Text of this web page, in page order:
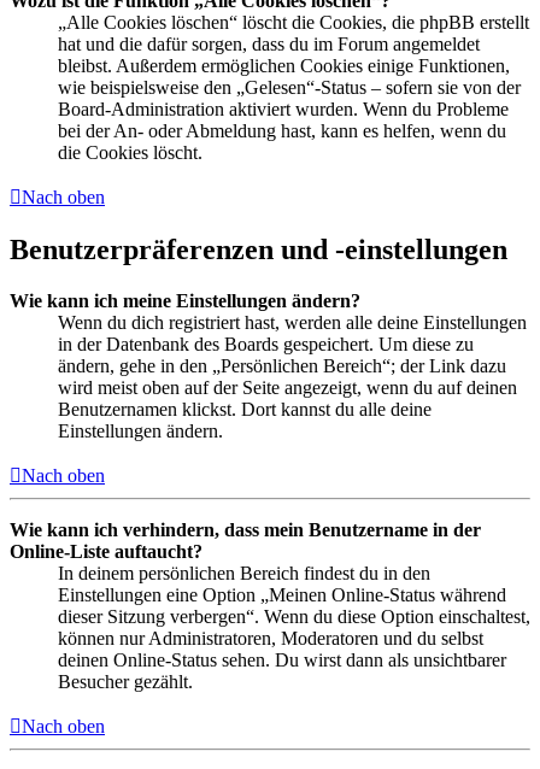
„Alle Cookies löschen“ löscht die Cookies, die phpBB erstellt
hat und die dafür sorgen, dass du im Forum angemeldet
bleibst. Außerdem ermöglichen Cookies einige Funktionen,
wie beispielsweise den „Gelesen“-Status – sofern sie von der
Board-Administration aktiviert wurden. Wenn du Probleme
bei der An- oder Abmeldung hast, kann es helfen, wenn du
die Cookies löscht.
Nach oben
Benutzerpräferenzen und -einstellungen
Wie kann ich meine Einstellungen ändern?
Wenn du dich registriert hast, werden alle deine Einstellungen
in der Datenbank des Boards gespeichert. Um diese zu
ändern, gehe in den „Persönlichen Bereich“; der Link dazu
wird meist oben auf der Seite angezeigt, wenn du auf deinen
Benutzernamen klickst. Dort kannst du alle deine
Einstellungen ändern.
Nach oben
Wie kann ich verhindern, dass mein Benutzername in der
Online-Liste auftaucht?
In deinem persönlichen Bereich findest du in den
Einstellungen eine Option „Meinen Online-Status während
dieser Sitzung verbergen“. Wenn du diese Option einschaltest,
können nur Administratoren, Moderatoren und du selbst
deinen Online-Status sehen. Du wirst dann als unsichtbarer
Besucher gezählt.
Nach oben